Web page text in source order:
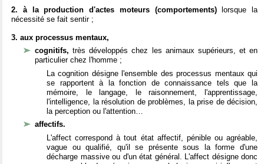
2. à la production d'actes moteurs (comportements)lorsque la
nécessité se fait sentir ;
3. aux processus mentaux,
cognitifs,très développés chez les animaux supérieurs, et en
particulier chez l'homme ;
La cognition désigne l'ensemble des processus mentaux qui
se rapportent à la fonction de connaissance tels que la
mémoire, le langage, le raisonnement, l'apprentissage,
l'intelligence, la résolution de problèmes, la prise de décision,
la perception ou l'attention…
affectifs.
L'affect correspond à tout état affectif, pénible ou agréable,
vague ou qualifié, qu'il se présente sous la forme d'une
décharge massive ou d'un état général. L'affect désigne donc